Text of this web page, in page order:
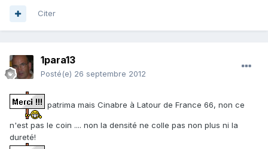
Citer
1para13
Posté(e) 26 septembre 2012
patrima mais Cinabre à Latour de France 66, non ce
n'est pas le coin .... non la densité ne colle pas non plus ni la
dureté!